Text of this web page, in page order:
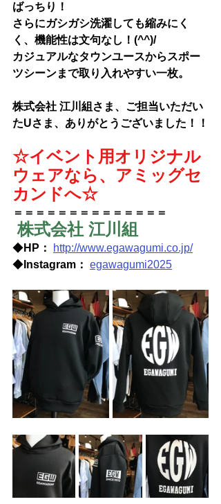
ばっちり！
さらにガシガシ洗濯しても縮みにく
く、機能性は文句なし！(^^)/
カジュアルなタウンユースからスポー
ツシーンまで取り入れやすい一枚。
株式会社 江川組さま 、ご担当いただい
たUさま、ありがとうございました！！
☆イベント用オリジナル
ウェアなら、アミッグセ
カンドへ☆
＝＝＝＝＝＝＝＝＝＝＝＝＝＝
株式会社 江川組
◆HP：
http://www.egawagumi.co.jp/
◆ Instagram： egawagumi2025